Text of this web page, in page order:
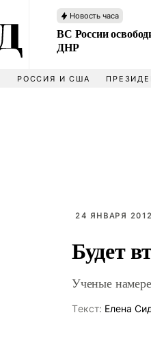
Новость часа
ВС России
ДНР
РОССИЯ И США
24 ЯНВАРЯ
Будет
Ученые
Tекст: Елена